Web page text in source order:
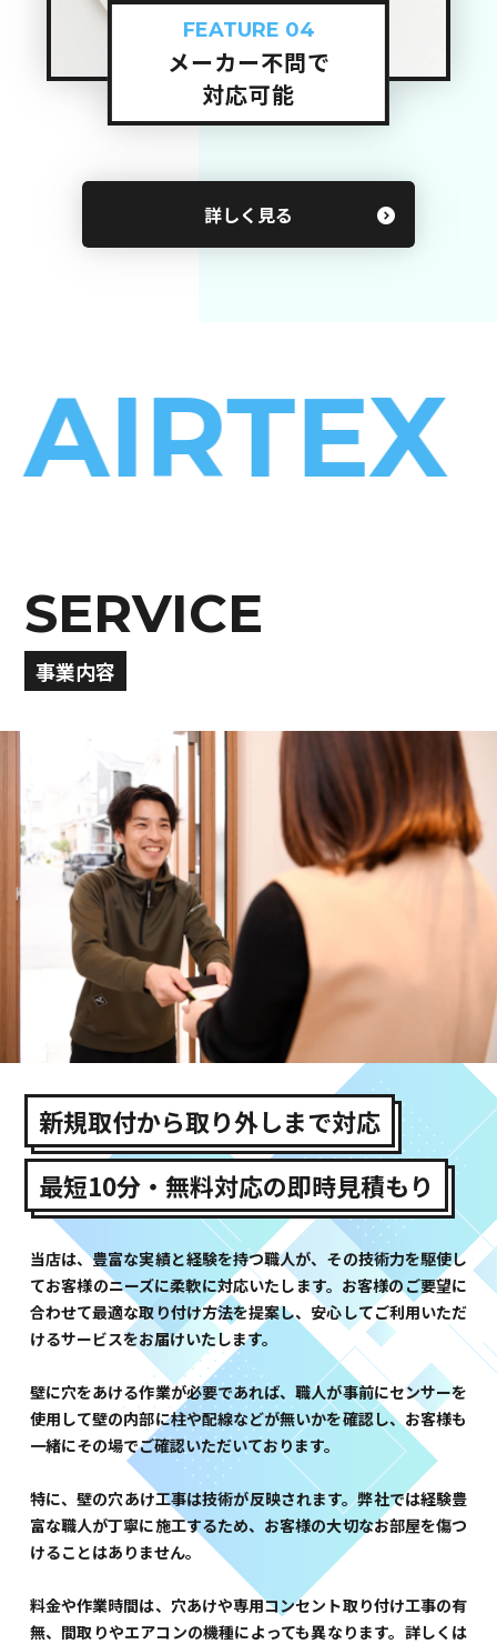
FEATURE 04
メーカー不問で
対応可能
詳しく見る
SERVICE
事業内容
新規取付から取り外しまで対応
最短10分・無料対応の即時見積もり
当店は、豊富な実績と経験を持つ職人が、その技術力を駆使し
てお客様のニーズに柔軟に対応いたします。お客様のご要望に
合わせて最適な取り付け方法を提案し、安心してご利用いただ
けるサービスをお届けいたします。
壁に穴をあける作業が必要であれば、職人が事前にセンサーを
使用して壁の内部に柱や配線などが無いかを確認し、お客様も
一緒にその場でご確認いただいております。
特に、壁の穴あけ工事は技術が反映されます。弊社では経験豊
富な職人が丁寧に施工するため、お客様の大切なお部屋を傷つ
けることはありません。
料金や作業時間は、穴あけや専用コンセント取り付け工事の有
無、間取りやエアコンの機種によっても異なります。詳しくは